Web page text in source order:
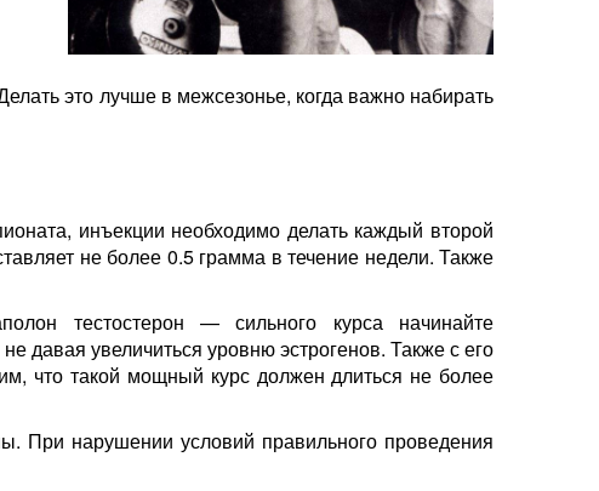
это лучше в межсезонье, когда важно набирать
инъекции необходимо делать каждый второй
не более 0.5 грамма в течение недели. Также
тестостерон — сильного курса начинайте
давая увеличиться уровню эстрогенов. Также с его
что такой мощный курс должен длиться не более
При нарушении условий правильного проведения